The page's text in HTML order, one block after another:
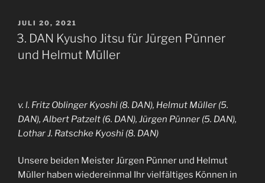
VERÖFFENTLICHT
AM
JULI 20, 2021
3. DAN Kyusho Jitsu für Jürgen Pünner
und Helmut Müller
v. l. Fritz Oblinger Kyoshi (8. DAN), Helmut Müller (5.
DAN), Albert Patzelt (6. DAN), Jürgen Pünner (5. DAN),
Lothar J. Ratschke Kyoshi (8. DAN)
Unsere beiden Meister Jürgen Pünner und Helmut
Müller haben wiedereinmal Ihr vielfältiges Können in